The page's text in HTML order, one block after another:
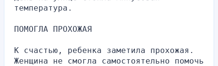
температура.
ПОМОГЛА ПРОХОЖАЯ
К счастью, ребенка заметила прохожая.
Женщина не смогла самостоятельно помочь